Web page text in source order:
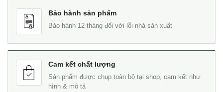
Bảo hành sản phẩm
Bảo hành 12 tháng đối với lỗi nhà sản xuất
Cam kết chất lượng
Sản phẩm được chụp toàn bộ tại shop, cam kết như
hình & mô tả